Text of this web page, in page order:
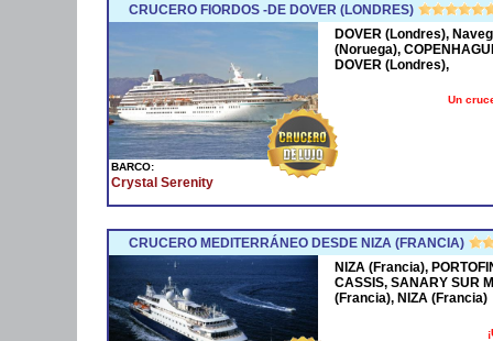
CRUCERO FIORDOS -DE DOVER (LONDRES)
BARCO:
Crystal Serenity
DOVER (Londres),
(Noruega),
DOVER (Londres),
Un
CRUCERO MEDITERRÁNEO DESDE NIZA (FRANCIA)
NIZA (Francia),
CASSIS, SANARY SUR
(Francia), NIZA (Francia)